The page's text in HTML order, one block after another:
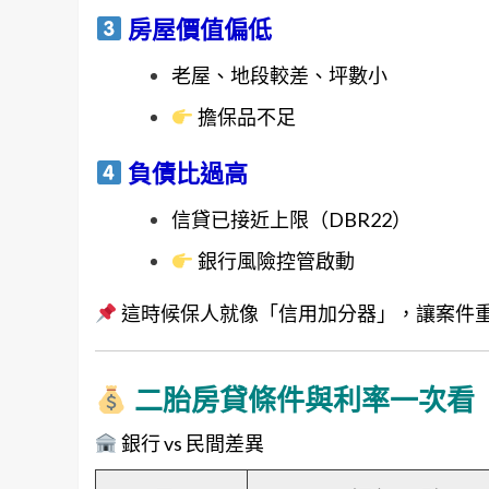
房屋價值偏低
老屋、地段較差、坪數小
擔保品不足
負債比過高
信貸已接近上限（DBR22）
銀行風險控管啟動
這時候保人就像「信用加分器」，讓案件
二胎房貸條件與利率一次看
銀行 vs 民間差異